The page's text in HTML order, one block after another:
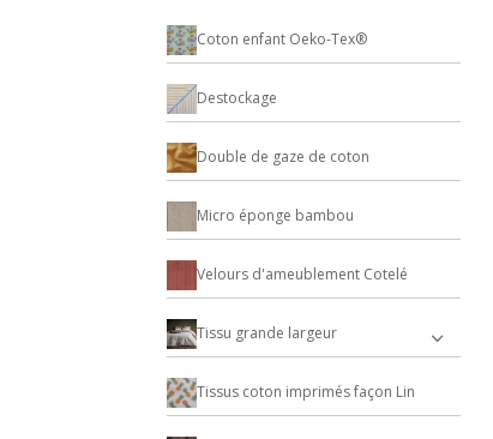
Coton enfant Oeko-Tex®
Destockage
Double de gaze de coton
Micro éponge bambou
Velours d'ameublement Cotelé
Tissu grande largeur
Tissus coton imprimés façon Lin